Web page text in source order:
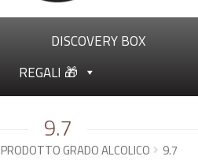
DISCOVERY BOX
REGALI 🎁
9.7
PRODOTTO GRADO ALCOLICO 9.7